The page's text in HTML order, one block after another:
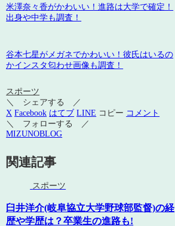
米澤奈々香がかわいい！進路は大学で確定！
出身や中学も調査！
谷本七星がメガネでかわいい！彼氏はいるの
かインスタ匂わせ画像も調査！
スポーツ
＼ シェアする ／
X Facebook はてブ LINE コピー コメント
＼ フォローする ／
MIZUNOBLOG
関連記事
スポーツ
臼井洋介(岐阜協立大学野球部監督)の経
歴や学歴は？卒業生の進路も!